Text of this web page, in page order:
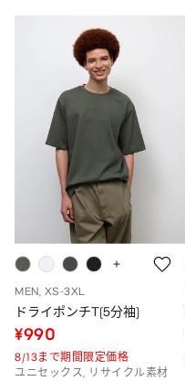
MEN, XS-3XL
ドライポンチT(5分袖)
¥990
8/13まで期間限定価格
ユニセックス, リサイクル素材